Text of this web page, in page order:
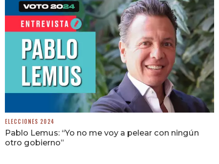
ELECCIONES 2024
Pablo Lemus: “Yo no me voy a pelear con ningún
otro gobierno”